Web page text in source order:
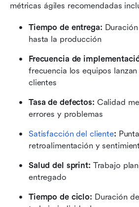
métricas ágiles recomendadas
Tiempo de entrega:
hasta la producción
Frecuencia de
frecuencia los equipos
clientes
Tasa de defectos: Calidad
errores y problemas
Satisfacción del cliente:
retroalimentación y
Salud del sprint: Trabajo
entregado
Tiempo de ciclo: Duración